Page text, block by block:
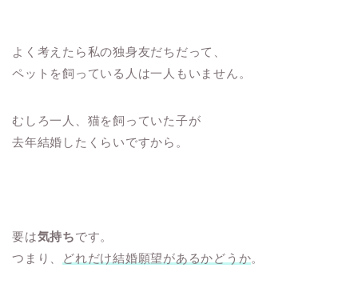
よく考えたら私の独身友だちだって、
ペットを飼っている人は一人もいません。
むしろ一人、猫を飼っていた子が
去年結婚したくらいですから。
要は気持ちです。
つまり、
どれだけ結婚願望があるかどうか。